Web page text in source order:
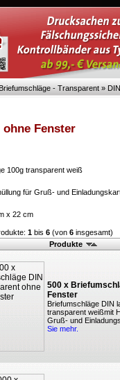
- Transparent »
ohne Fenster
100g transparent weiß
für Gruß- und
x 22 cm
1 bis 6 (von 6 insgesamt)
Produkte
500 x
Fenster
Briefumschläge DIN
transparent weißmit
Gruß- und
Sie mehr.